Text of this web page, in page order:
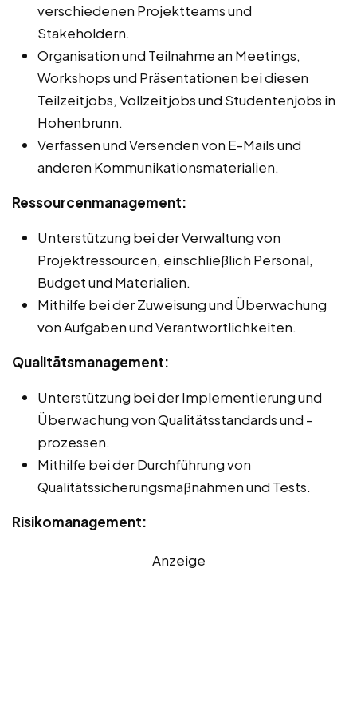
verschiedenen Projektteams und
Stakeholdern.
Organisation und Teilnahme an Meetings,
Workshops und Präsentationen bei diesen
Teilzeitjobs, Vollzeitjobs und Studentenjobs in
Hohenbrunn.
Verfassen und Versenden von E-Mails und
anderen Kommunikationsmaterialien.
Ressourcenmanagement:
Unterstützung bei der Verwaltung von
Projektressourcen, einschließlich Personal,
Budget und Materialien.
Mithilfe bei der Zuweisung und Überwachung
von Aufgaben und Verantwortlichkeiten.
Qualitätsmanagement:
Unterstützung bei der Implementierung und
Überwachung von Qualitätsstandards und -
prozessen.
Mithilfe bei der Durchführung von
Qualitätssicherungsmaßnahmen und Tests.
Risikomanagement:
Anzeige